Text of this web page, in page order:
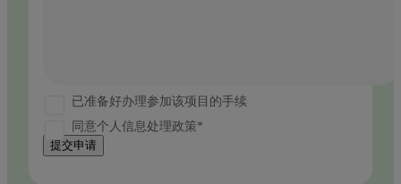
已准备好办理参加该项目的手续
同意个人信息处理政策*
提交申请